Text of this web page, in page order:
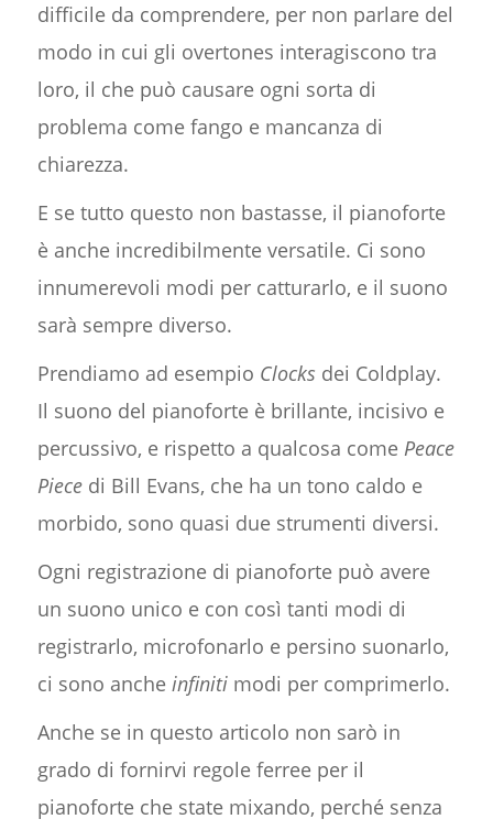
difficile da comprendere, per non parlare del
modo in cui gli overtones interagiscono tra
loro, il che può causare ogni sorta di
problema come fango e mancanza di
chiarezza.
E se tutto questo non bastasse, il pianoforte
è anche incredibilmente versatile. Ci sono
innumerevoli modi per catturarlo, e il suono
sarà sempre diverso.
Prendiamo ad esempio Clocks dei Coldplay.
Il suono del pianoforte è brillante, incisivo e
percussivo, e rispetto a qualcosa come Peace
Piecedi Bill Evans, che ha un tono caldo e
morbido, sono quasi due strumenti diversi.
Ogni registrazione di pianoforte può avere
un suono unico e con così tanti modi di
registrarlo, microfonarlo e persino suonarlo,
ci sono anche infinitimodi per comprimerlo.
Anche se in questo articolo non sarò in
grado di fornirvi regole ferree per il
pianoforte che state mixando, perché senza